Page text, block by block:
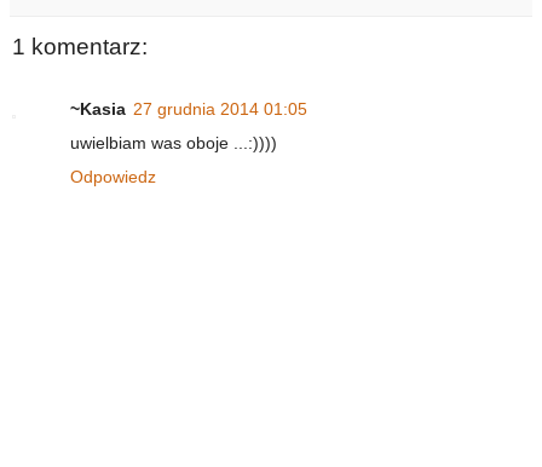
1 komentarz:
~Kasia 27 grudnia 2014 01:05
uwielbiam was oboje ...:))))
Odpowiedz